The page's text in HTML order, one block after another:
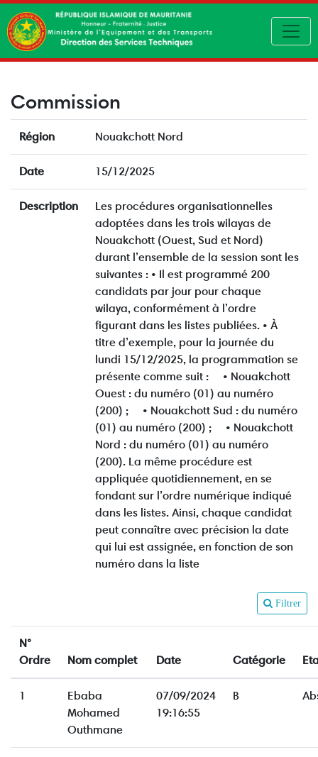
Commission
Région Nouakchott Nord
Date 15/12/2025
Description
Les procédures organisationnelles
adoptées dans les trois wilayas de
Nouakchott (Ouest, Sud et Nord)
durant l’ensemble de la session sont les
suivantes : • Il est programmé 200
candidats par jour pour chaque
wilaya, conformément à l’ordre
figurant dans les listes publiées. • À
titre d’exemple, pour la journée du
lundi 15/12/2025, la programmation se
présente comme suit : • Nouakchott
Ouest : du numéro (01) au numéro
(200) ; • Nouakchott Sud : du numéro
(01) au numéro (200) ; • Nouakchott
Nord : du numéro (01) au numéro
(200). La même procédure est
appliquée quotidiennement, en se
fondant sur l’ordre numérique indiqué
dans les listes. Ainsi, chaque candidat
peut connaître avec précision la date
qui lui est assignée, en fonction de son
numéro dans la liste
Filtrer
N°
Ordre
Nom complet Date Catégorie
1
Ebaba
Mohamed
Outhmane
07/09/2024
19:16:55
B